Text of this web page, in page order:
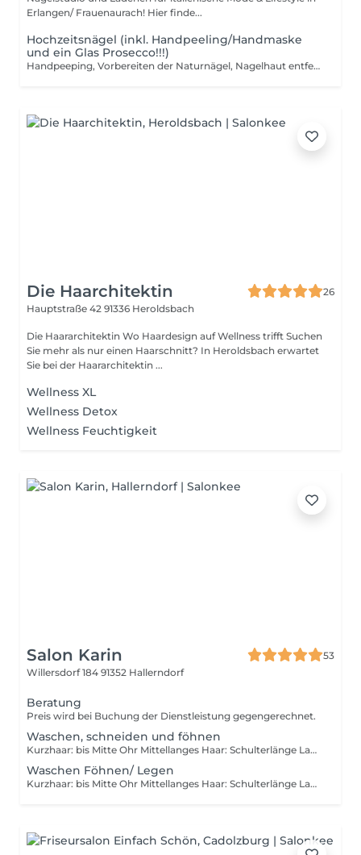
Erlangen/ Frauenaurach! Hier finde...
Hochzeitsnägel (inkl. Handpeeling/Handmaske
und ein Glas Prosecco!!!)
Handpeeping, Vorbereiten der Naturnägel, Nagelhaut entfernen, optional: Verlängerung mit Tips, in Form feilen, Neumodellage mit Gel, Farbe, French oder Nailart, versiegeln, Handmaske, Abschlusspflege mit Handcreme (inklusive einem Gläschen Prosecco und einem 10,- € Gutschein für ein Refill)
Die Haarchitektin
26
Hauptstraße 42 91336 Heroldsbach
Die Haararchitektin Wo Haardesign auf Wellness trifft Suchen
Sie mehr als nur einen Haarschnitt? In Heroldsbach erwartet
Sie bei der Haararchitektin ...
Wellness XL
Wellness Detox
Wellness Feuchtigkeit
Salon Karin
53
Willersdorf 184 91352 Hallerndorf
Beratung
Preis wird bei Buchung der Dienstleistung gegengerechnet.
Waschen, schneiden und föhnen
Kurzhaar: bis Mitte Ohr Mittellanges Haar: Schulterlänge Langhaar: Ab Schulterlänge
Waschen Föhnen/ Legen
Kurzhaar: bis Mitte Ohr Mittellanges Haar: Schulterlänge Langhaar: Ab schulterlänge